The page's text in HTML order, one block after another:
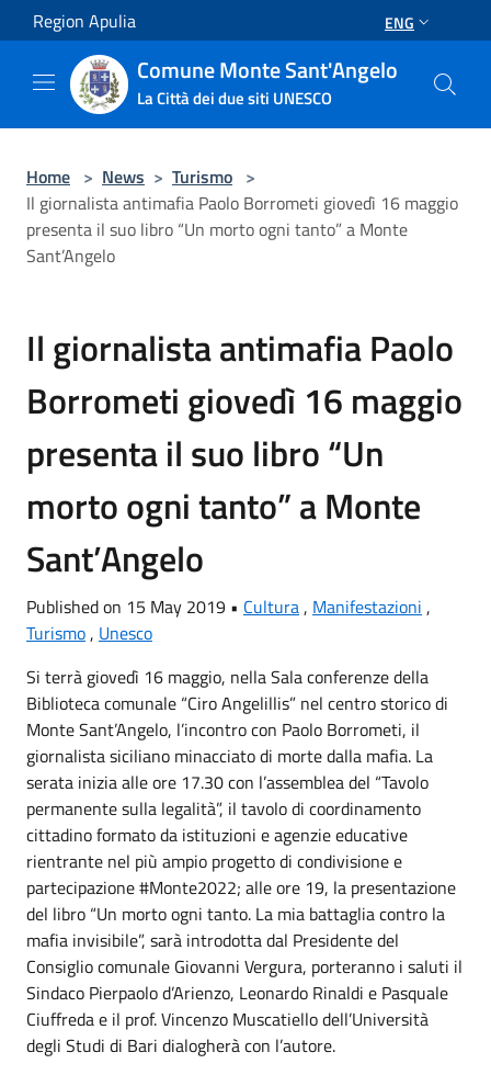
Salta al contenuto principale
Region Apulia ENG
Comune Monte Sant'Angelo
La Città dei due siti UNESCO
Home > News > Turismo >
Il giornalista antimafia Paolo Borrometi giovedì 16 maggio
presenta il suo libro “Un morto ogni tanto” a Monte
Sant’Angelo
Il giornalista antimafia Paolo
Borrometi giovedì 16 maggio
presenta il suo libro “Un
morto ogni tanto” a Monte
Sant’Angelo
Published on 15 May 2019 • Cultura, Manifestazioni ,
Turismo, Unesco
Si terrà giovedì 16 maggio, nella Sala conferenze della
Biblioteca comunale “Ciro Angelillis” nel centro storico di
Monte Sant’Angelo, l’incontro con Paolo Borrometi, il
giornalista siciliano minacciato di morte dalla mafia. La
serata inizia alle ore 17.30 con l’assemblea del “Tavolo
permanente sulla legalità”, il tavolo di coordinamento
cittadino formato da istituzioni e agenzie educative
rientrante nel più ampio progetto di condivisione e
partecipazione #Monte2022; alle ore 19, la presentazione
del libro “Un morto ogni tanto. La mia battaglia contro la
mafia invisibile”, sarà introdotta dal Presidente del
Consiglio comunale Giovanni Vergura, porteranno i saluti il
Sindaco Pierpaolo d’Arienzo, Leonardo Rinaldi e Pasquale
Ciuffreda e il prof. Vincenzo Muscatiello dell’Università
degli Studi di Bari dialogherà con l’autore.